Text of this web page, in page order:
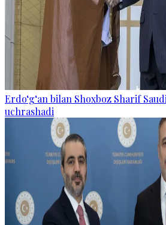
Erdo‘g‘an bilan Shoxboz Sharif
uchrashadi